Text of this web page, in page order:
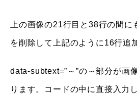
上の画像の21行目と38行の間に
を削除して上記のように16行追
data-subtext=”～”の～部分が画
ります。コードの中に直接入力